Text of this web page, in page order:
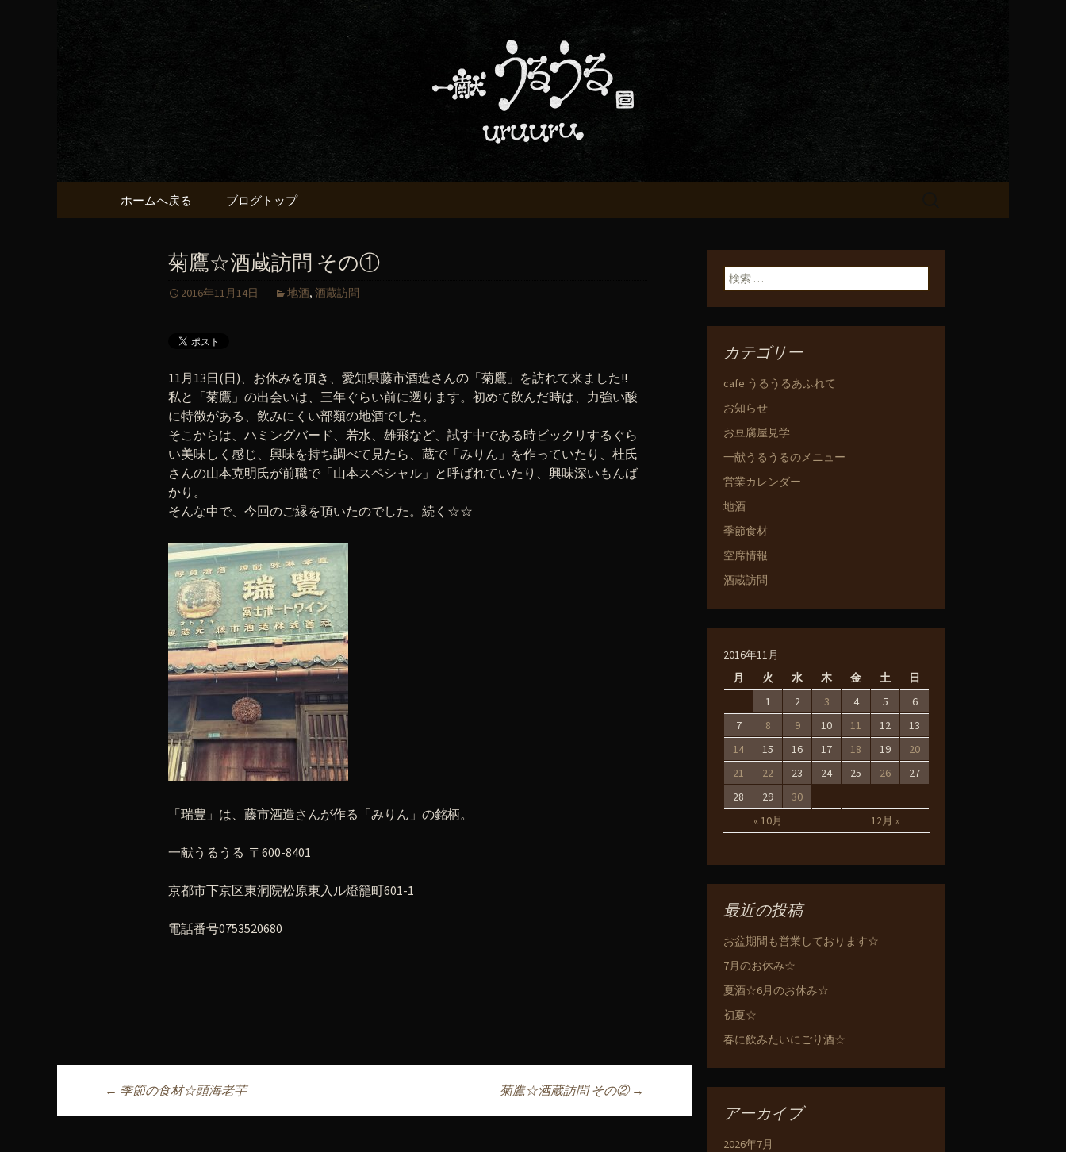
京都・五条でおいしい地酒が飲める「一
献うるうる」のブログ
京都・五条烏丸の町屋居酒屋「一献うるうる」からのお知らせ
コンテンツへ移動
ホームへ戻る ブログトップ
菊鷹☆酒蔵訪問 その①
2016年11月14日 地酒, 酒蔵訪問
11月13日(日)、お休みを頂き、愛知県藤市酒造さんの「菊鷹」を訪れて来ました!!
私と「菊鷹」の出会いは、三年ぐらい前に遡ります。初めて飲んだ時は、力強い酸
に特徴がある、飲みにくい部類の地酒でした。
そこからは、ハミングバード、若水、雄飛など、試す中である時ビックリするぐら
い美味しく感じ、興味を持ち調べて見たら、蔵で「みりん」を作っていたり、杜氏
さんの山本克明氏が前職で「山本スペシャル」と呼ばれていたり、興味深いもんば
かり。
そんな中で、今回のご縁を頂いたのでした。続く☆☆
「瑞豊」は、藤市酒造さんが作る「みりん」の銘柄。
一献うるうる 〒600-8401
京都市下京区東洞院松原東入ル燈籠町601-1
電話番号0753520680
投稿ナビゲーション
← 季節の食材☆頭海老芋 菊鷹☆酒蔵訪問 その② →
検索:
カテゴリー
cafe うるうるあふれて
お知らせ
お豆腐屋見学
一献うるうるのメニュー
営業カレンダー
地酒
季節食材
空席情報
酒蔵訪問
2016年11月
月
火 水 木 金 土 日
« 10月 12月 »
1 2 3 4 5
6
7
8 9 10 11 12
13
14
15 16 17 18 19
20
21
22 23 24 25 26
27
28
29 30
最近の投稿
お盆期間も営業しております☆
7月のお休み☆
夏酒☆6月のお休み☆
初夏☆
春に飲みたいにごり酒☆
アーカイブ
2026年7月